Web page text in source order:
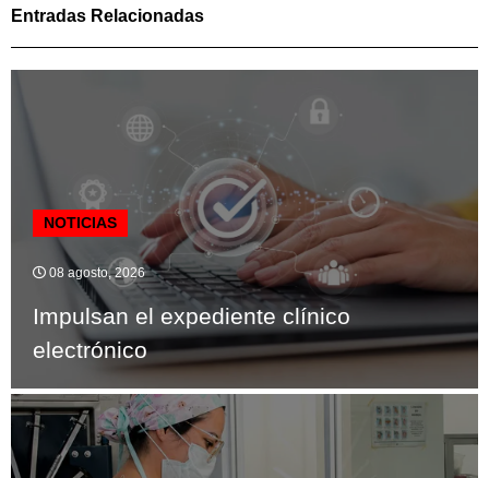
Entradas Relacionadas
NOTICIAS
08 agosto, 2026
Impulsan el expediente clínico
electrónico